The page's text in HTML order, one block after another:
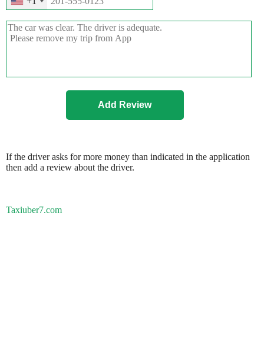
If the driver asks for more money than indicated in the application
then add a review about the driver.
Taxiuber7.com